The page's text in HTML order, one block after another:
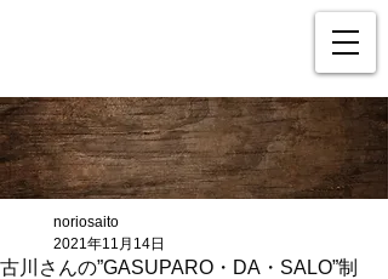
古川さんの”GASUPARO・DA・SALO”制
noriosaito
2021年11月14日